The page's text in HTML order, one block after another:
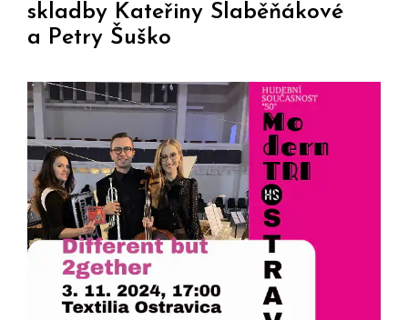
skladby Kateřiny Slaběňákové
a Petry Šuško